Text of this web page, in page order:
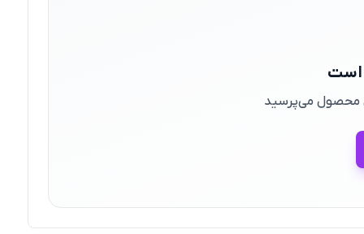
است
محصول می‌پرسید